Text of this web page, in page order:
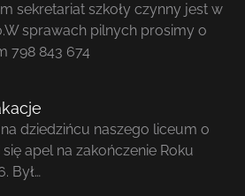
sekretariat szkoły czynny jest w
sprawach pilnych prosimy o
798 843 674
dziedzińcu naszego liceum o
apel na zakończenie Roku
Był…